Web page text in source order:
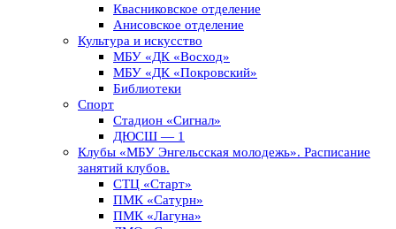
Квасниковское отделение
Анисовское отделение
Культура и искусство
МБУ «ДК «Восход»
МБУ «ДК «Покровский»
Библиотеки
Спорт
Стадион «Сигнал»
ДЮСШ — 1
Клубы «МБУ Энгельсская молодежь». Расписание
занятий клубов.
СТЦ «Старт»
ПМК «Сатурн»
ПМК «Лагуна»